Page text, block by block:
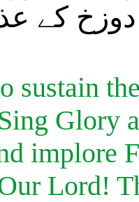
دوزخ کے
sustain
Glory
implore
Lord!